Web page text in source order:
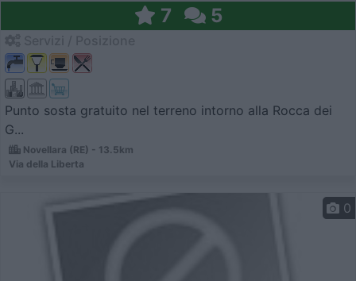
7 5
Punto sosta gratuito nel terreno intorno alla Rocca dei
G...
Novellara (RE) - 13.5km
Via della Liberta
0